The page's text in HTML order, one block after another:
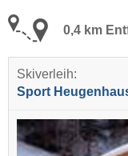
0,4 km
Skiverleih:
Sport